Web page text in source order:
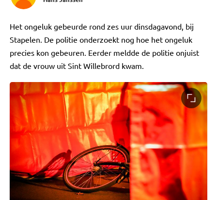
Het ongeluk gebeurde rond zes uur dinsdagavond, bij
Stapelen. De politie onderzoekt nog hoe het ongeluk
precies kon gebeuren. Eerder meldde de politie onjuist
dat de vrouw uit Sint Willebrord kwam.